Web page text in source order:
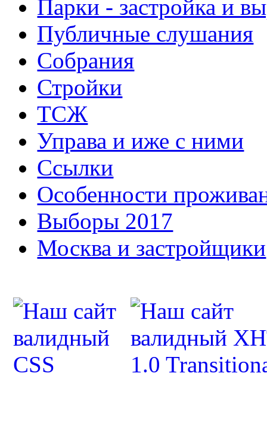
Парки - застройка и
Публичные слушания
Собрания
Стройки
ТСЖ
Управа и иже с ними
Ссылки
Особенности
Выборы 2017
Москва и застройщики